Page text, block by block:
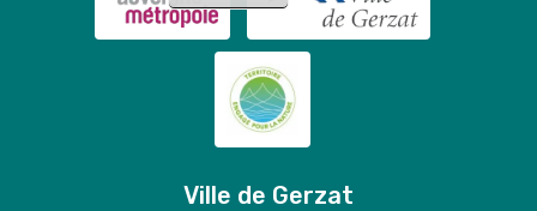
Ville de Gerzat